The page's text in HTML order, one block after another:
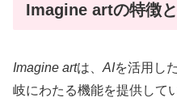
Imagine artの特徴
Imagine artは、 AIを活用し
岐にわたる機能を提供して